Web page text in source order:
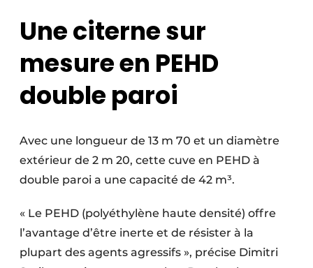
Une citerne sur
mesure en PEHD
double paroi
Avec une longueur de 13 m 70 et un diamètre
extérieur de 2 m 20, cette cuve en PEHD à
double paroi a une capacité de 42 m³.
« Le PEHD (polyéthylène haute densité) offre
l’avantage d’être inerte et de résister à la
plupart des agents agressifs », précise Dimitri